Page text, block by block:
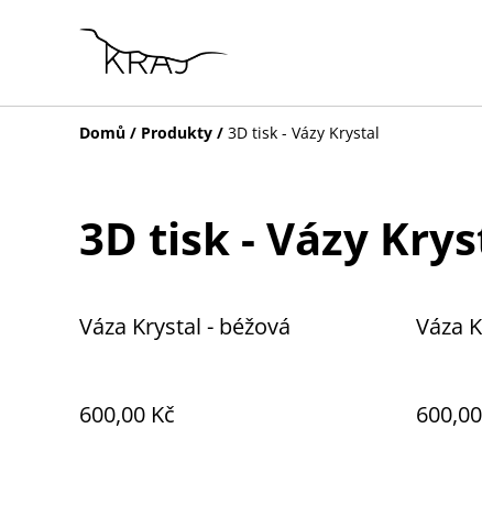
Domů / Produkty / 3D tisk - Vázy Krystal
3D tisk - Vázy
Váza Krystal - béžová
600,00 Kč
Váza